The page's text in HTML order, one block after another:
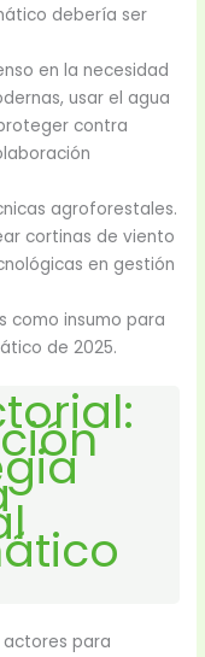
debería ser
en la necesidad
usar el agua
contra
agroforestales.
cortinas de viento
en gestión
como insumo para
de 2025.
actores para